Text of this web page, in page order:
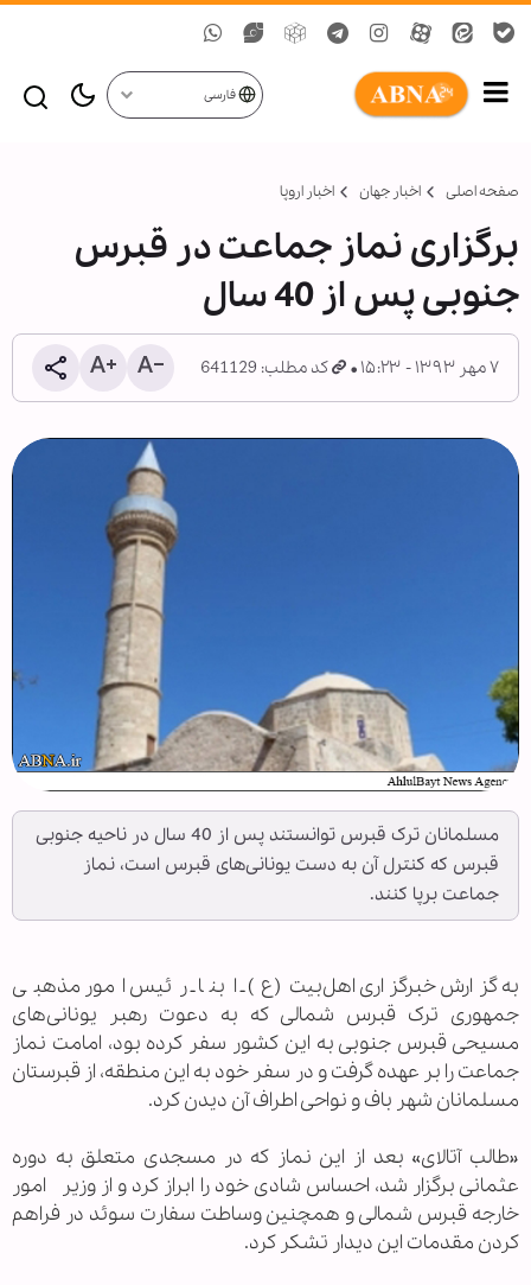
فارسی
صفحه اصلی اخبار جهان اخبار اروپا
برگزاری نماز جماعت در قبرس
جنوبی پس از 40 سال
۷ مهر ۱۳۹۳ - ۱۵:۲۳ کد مطلب: 641129
مسلمانان ترک قبرس توانستند پس از 40 سال در ناحیه جنوبی
قبرس که کنترل آن به دست یونانی‌های قبرس است، نماز
جماعت برپا کنند.
به گزارش خبرگزاری اهل‌بیت‌(ع) ـ ابنا ـ رئیس امور مذهبی
جمهوری ترک قبرس شمالی که به دعوت رهبر یونانی‌های
مسیحی قبرس جنوبی به این کشور سفر کرده بود، امامت نماز
جماعت را بر عهده گرفت و در سفر خود به این منطقه، از قبرستان
مسلمانان شهر باف و نواحی اطراف آن دیدن کرد.
«طالب آتالای» بعد از این نماز که در مسجدی متعلق به دوره
عثمانی برگزار شد، احساس شادی خود را ابراز کرد و از وزیر امور
خارجه قبرس شمالی و همچنین وساطت سفارت سوئد در فراهم
کردن مقدمات این دیدار تشکر کرد.